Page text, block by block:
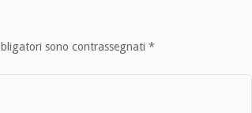
sono contrassegnati*